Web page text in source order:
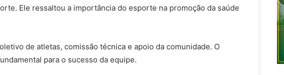
Ele ressaltou a importância do esporte na promoção da saúde
de atletas, comissão técnica e apoio da comunidade. O
para o sucesso da equipe.